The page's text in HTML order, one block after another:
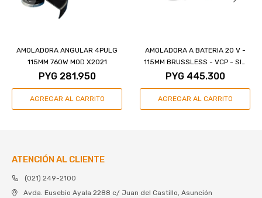
AMOLADORA ANGULAR 4PULG
115MM 760W MOD X2021
PYG 281.950
AMOLADORA A BATERIA 20 V -
115MM BRUSSLESS - VCP - SIN
BAT
PYG 445.300
ATENCIÓN AL CLIENTE
(021) 249-2100
Avda. Eusebio Ayala 2288 c/ Juan del Castillo, Asunción